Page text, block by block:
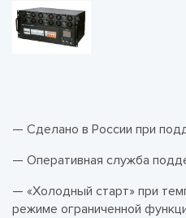
— Сделано в России при
— Оперативная служба
— «Холодный старт» при
режиме ограниченной